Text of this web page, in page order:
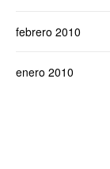
febrero 2010
enero 2010